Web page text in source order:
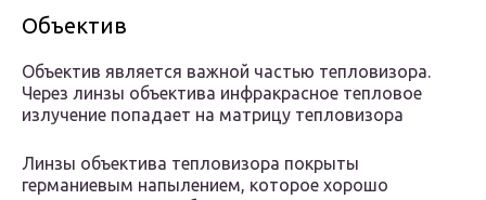
Объектив
Объектив является важной частью тепловизора.
Через линзы объектива инфракрасное тепловое
излучение попадает на матрицу тепловизора
Линзы объектива тепловизора покрыты
германиевым напылением, которое хорошо